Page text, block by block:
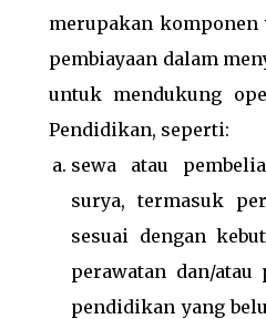
merupakan
pembiayaan dalam
untuk mendukung
Pendidikan, seperti:
sewa atau
surya, termasuk
sesuai dengan
perawatan dan/atau
pendidikan yang